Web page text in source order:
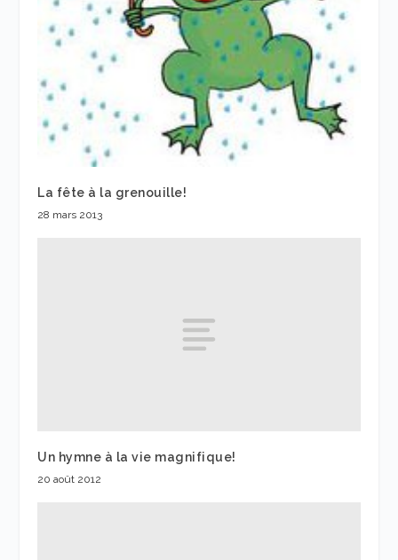
La fête à la grenouille!
28 mars 2013
Un hymne à la vie magnifique!
20 août 2012